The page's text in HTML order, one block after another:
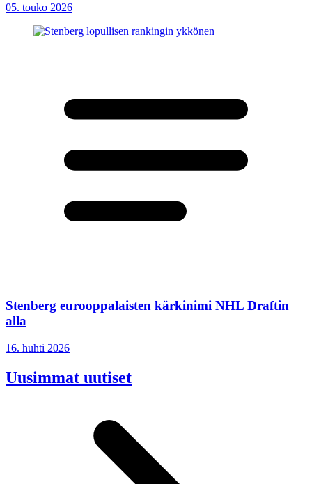
05. touko 2026
Stenberg eurooppalaisten kärkinimi NHL Draftin
alla
16. huhti 2026
Uusimmat uutiset